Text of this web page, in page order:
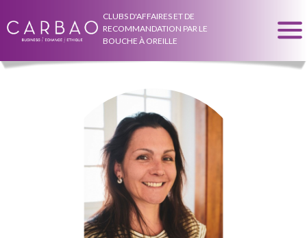
CLUBS D'AFFAIRES ET DE
RECOMMANDATION PAR LE
BOUCHE À OREILLE